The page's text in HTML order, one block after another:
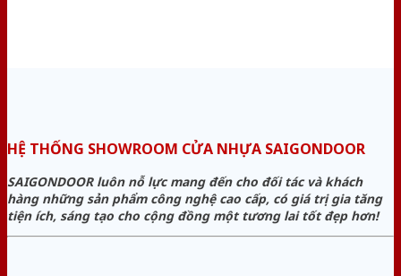
HỆ THỐNG SHOWROOM CỬA NHỰA SAIGONDOOR
SAIGONDOOR luôn nỗ lực mang đến cho đối tác và khách
hàng những sản phẩm công nghệ cao cấp, có giá trị gia tăng
tiện ích, sáng tạo cho cộng đồng một tương lai tốt đẹp hơn!